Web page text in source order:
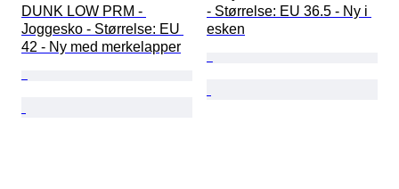
DUNK LOW PRM -
Joggesko - Størrelse: EU
42 - Ny med merkelapper
- Størrelse: EU 36.5 - Ny i
esken